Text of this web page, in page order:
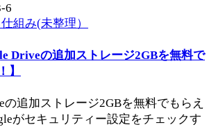
6
組み(未整理）
Driveの追加ストレージ2GBを無料で
】
の追加ストレージ2GBを無料でもらえ
がセキュリティー設定をチェックす